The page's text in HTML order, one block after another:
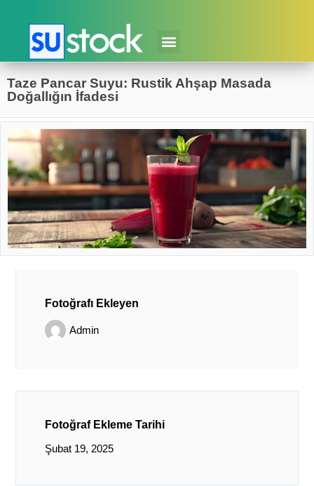
Taze Pancar Suyu: Rustik Ahşap Masada
Doğallığın İfadesi
Fotoğrafı Ekleyen
Admin
Fotoğraf Ekleme Tarihi
Şubat 19, 2025